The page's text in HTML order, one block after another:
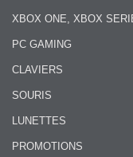
XBOX ONE, XBOX
PC GAMING
CLAVIERS
SOURIS
LUNETTES
PROMOTIONS